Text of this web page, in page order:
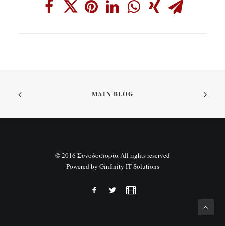
MAIN BLOG
© 2016 Συνοδοιπορία All rights reserved
Powered by Ginfinity IT Solutions